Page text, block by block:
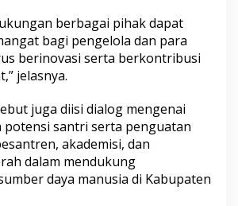
berbagai pihak dapat
bagi pengelola dan para
berinovasi serta berkontribusi
jelasnya.
juga diisi dialog mengenai
potensi santri serta penguatan
akademisi, dan
dalam mendukung
daya manusia di Kabupaten